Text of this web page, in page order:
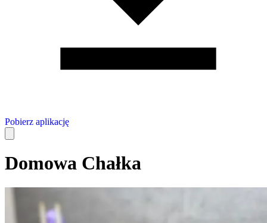
Pobierz aplikację
Domowa Chałka